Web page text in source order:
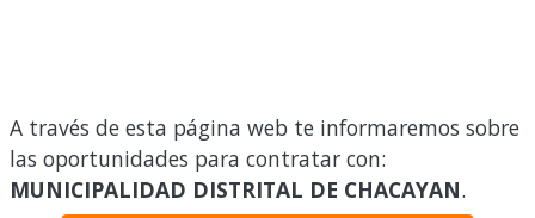
A través de esta página web te informaremos sobre
las oportunidades para contratar con:
MUNICIPALIDAD DISTRITAL DE CHACAYAN.